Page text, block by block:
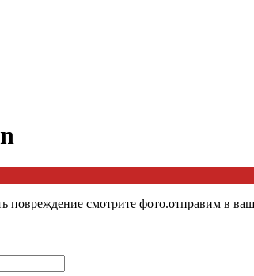
повреждение смотрите фото.отправим в